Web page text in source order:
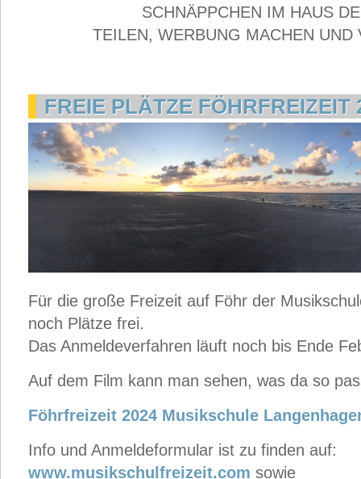
SCHNÄPPCHEN IM HAUS
TEILEN, WERBUNG MACHEN UND
FREIE PLÄTZE FÖHRFREIZEIT
Für die große Freizeit auf Föhr der
noch Plätze frei.
Das Anmeldeverfahren läuft noch bis Ende
Auf dem Film kann man sehen, was da so
Föhrfreizeit 2024 Musikschule
Info und Anmeldeformular ist zu finden auf:
www.musikschulfreizeit.com sowie